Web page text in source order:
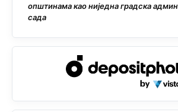
општинама као ниједна градска
сада